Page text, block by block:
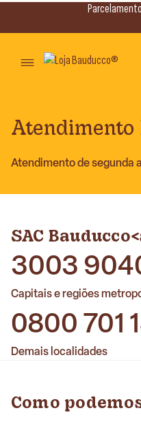
Atendimento
Atendimento de segunda
SAC
3003
Capitais e regiões
0800 701
Demais localidades
Como